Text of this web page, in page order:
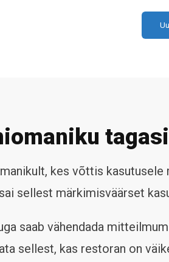
kes võttis kasutusele
sellest märkimisväärset
saab vähendada
sellest, kas restoran on